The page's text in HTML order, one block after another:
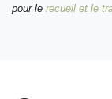
pour le recueil et le